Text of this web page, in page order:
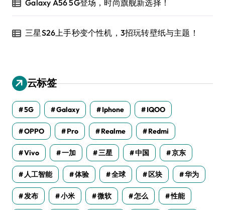
Galaxy A56 5G登场，时尚旗舰新选择！
三星S26上手秒变个性机，3招玩转壁纸与主题！
云标签
5G Galaxy Iphone IQOO
OPPO Pro Realme Redmi
Vivo 一加 三星 中国 京东
人工智能 体验 全球 区块 华为
发布 小米 微软 怎么 性能